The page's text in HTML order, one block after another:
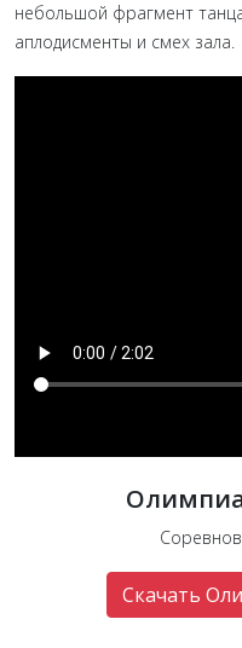
небольшой фрагмент
аплодисменты и смех зала.
Скачать